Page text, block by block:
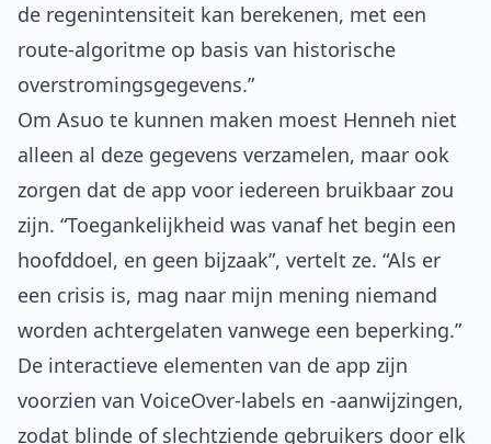
de regenintensiteit kan berekenen, met een
route-algoritme op basis van historische
overstromingsgegevens.”
Om Asuo te kunnen maken moest Henneh niet
alleen al deze gegevens verzamelen, maar ook
zorgen dat de app voor iedereen bruikbaar zou
zijn. “Toegankelijkheid was vanaf het begin een
hoofddoel, en geen bijzaak”, vertelt ze. “Als er
een crisis is, mag naar mijn mening niemand
worden achtergelaten vanwege een beperking.”
De interactieve elementen van de app zijn
voorzien van VoiceOver-labels en -aanwijzingen,
zodat blinde of slechtziende gebruikers door elk